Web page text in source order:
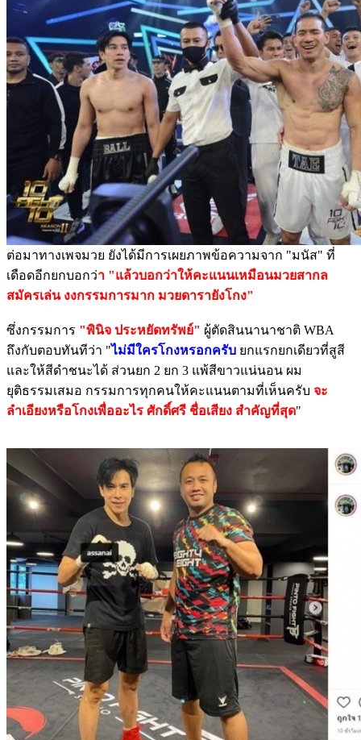
ต่อมาทางเพจมวย ยังได้มีการเผยภาพข้อความจาก "มนัส" ที่
เดือดอีกยกบอกว่า "แล้วบอกว่าให้คะแนนเหมือนมวยสากล
สมัครเล่น งงกรรมการมาก มวยดารายังโกง"
ซึ่งกรรมการ "พินิจ ประหยัดทรัพย์" ผู้ตัดสินนานาชาติ WBA
ถึงกับตอบทันทีว่า "ไม่มีใครโกงหรอกครับ ยกแรกยกเดียวที่สูสี
และให้สีดำชนะได้ ส่วนยก 2 ยก 3 แพ้สีขาวแน่นอน ผม
ยุติธรรมเสมอ กรรมการทุกคนให้คะแนนตามที่เห็นครับ จะ
ลำเอียงหรือโกงเพื่ออะไร ศักดิ์ศรี ชื่อเสียง สำคัญที่สุด"